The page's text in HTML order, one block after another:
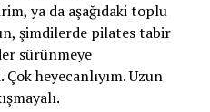
ya da aşağıdaki toplu
şimdilerde pilates tabir
sürünmeye
heyecanlıyım. Uzun